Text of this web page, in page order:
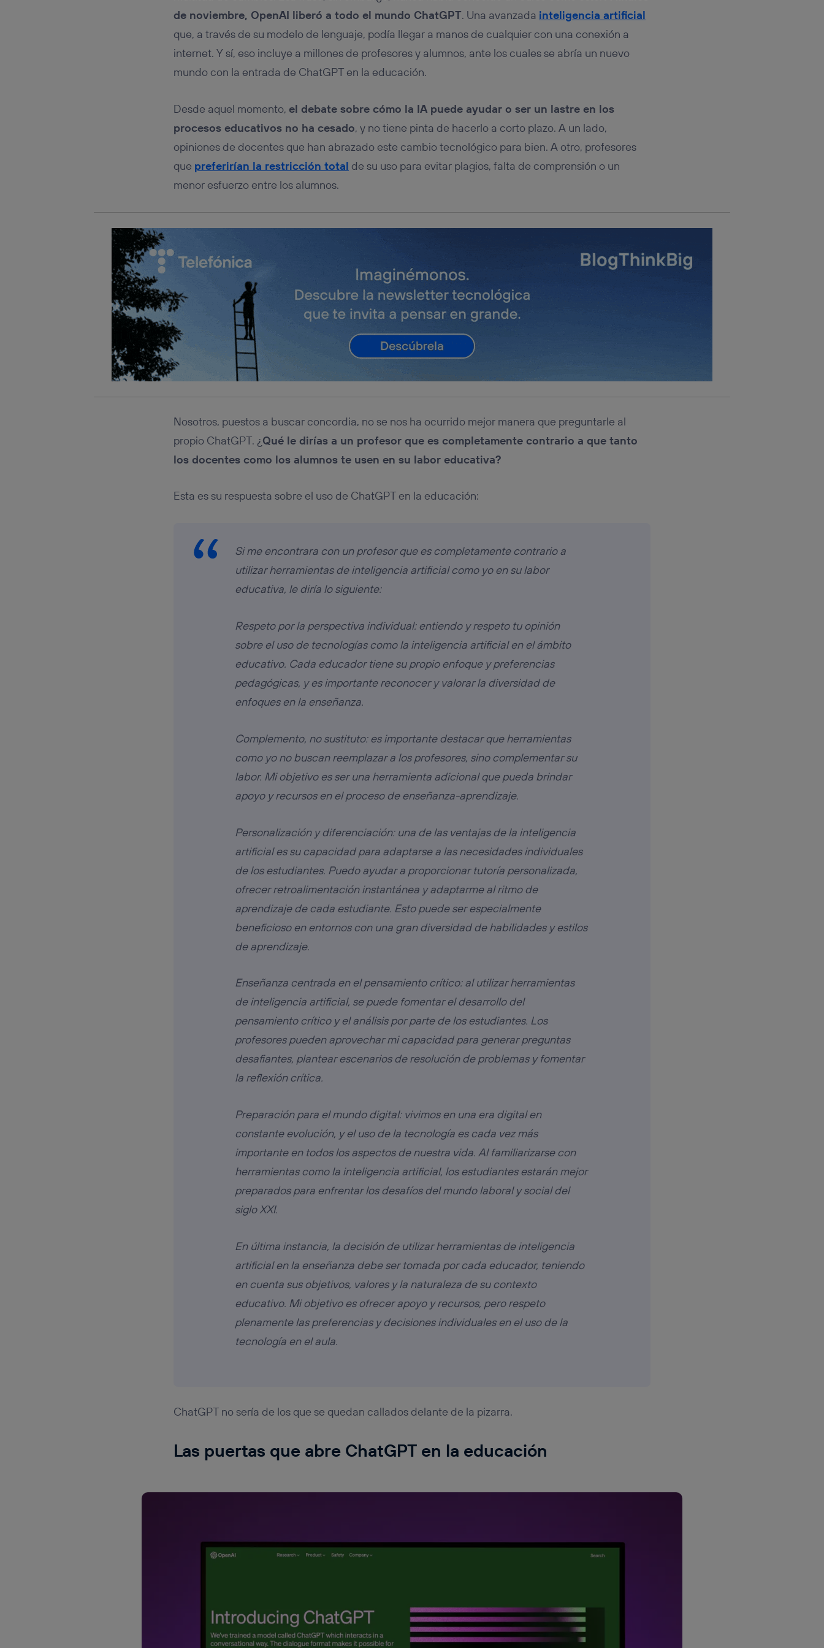
de noviembre, OpenAI liberó a todo el mundo ChatGPT. Una avanzada inteligencia artificial
que, a través de su modelo de lenguaje, podía llegar a manos de cualquier con una conexión a
internet. Y sí, eso incluye a millones de profesores y alumnos, ante los cuales se abría un nuevo
mundo con la entrada de ChatGPT en la educación.
Desde aquel momento, el debate sobre cómo la IA puede ayudar o ser un lastre en los
procesos educativos no ha cesado, y no tiene pinta de hacerlo a corto plazo. A un lado,
opiniones de docentes que han abrazado este cambio tecnológico para bien. A otro, profesores
que preferirían la restricción total de su uso para evitar plagios, falta de comprensión o un
menor esfuerzo entre los alumnos.
Nosotros, puestos a buscar concordia, no se nos ha ocurrido mejor manera que preguntarle al
propio ChatGPT. ¿Qué le dirías a un profesor que es completamente contrario a que tanto
los docentes como los alumnos te usen en su labor educativa?
Esta es su respuesta sobre el uso de ChatGPT en la educación:
Si me encontrara con un profesor que es completamente contrario a
utilizar herramientas de inteligencia artificial como yo en su labor
educativa, le diría lo siguiente:
Respeto por la perspectiva individual: entiendo y respeto tu opinión
sobre el uso de tecnologías como la inteligencia artificial en el ámbito
educativo. Cada educador tiene su propio enfoque y preferencias
pedagógicas, y es importante reconocer y valorar la diversidad de
enfoques en la enseñanza.
Complemento, no sustituto: es importante destacar que herramientas
como yo no buscan reemplazar a los profesores, sino complementar su
labor. Mi objetivo es ser una herramienta adicional que pueda brindar
apoyo y recursos en el proceso de enseñanza-aprendizaje.
Personalización y diferenciación: una de las ventajas de la inteligencia
artificial es su capacidad para adaptarse a las necesidades individuales
de los estudiantes. Puedo ayudar a proporcionar tutoría personalizada,
ofrecer retroalimentación instantánea y adaptarme al ritmo de
aprendizaje de cada estudiante. Esto puede ser especialmente
beneficioso en entornos con una gran diversidad de habilidades y estilos
de aprendizaje.
Enseñanza centrada en el pensamiento crítico: al utilizar herramientas
de inteligencia artificial, se puede fomentar el desarrollo del
pensamiento crítico y el análisis por parte de los estudiantes. Los
profesores pueden aprovechar mi capacidad para generar preguntas
desafiantes, plantear escenarios de resolución de problemas y fomentar
la reflexión crítica.
Preparación para el mundo digital: vivimos en una era digital en
constante evolución, y el uso de la tecnología es cada vez más
importante en todos los aspectos de nuestra vida. Al familiarizarse con
herramientas como la inteligencia artificial, los estudiantes estarán mejor
preparados para enfrentar los desafíos del mundo laboral y social del
siglo XXI.
En última instancia, la decisión de utilizar herramientas de inteligencia
artificial en la enseñanza debe ser tomada por cada educador, teniendo
en cuenta sus objetivos, valores y la naturaleza de su contexto
educativo. Mi objetivo es ofrecer apoyo y recursos, pero respeto
plenamente las preferencias y decisiones individuales en el uso de la
tecnología en el aula.
ChatGPT no sería de los que se quedan callados delante de la pizarra.
Las puertas que abre ChatGPT en la educación
conecte su dispositivo y consienta el uso de la tecnología recibirá el mismo identificador.
Típicamente:
Si utilizas una conexión de banda ancha(p. ej., Wi-Fi), el marketing o análisis se
realizará en función de las actividades de navegación de los miembros del hogar que
hayan dado su consentimiento.
Puedes gestionar los consentimientos Utiq seleccionando “Administrar Utiq” en la parte
inferior de esta página web o visitando el
portal de privacidad de Utiq (“consenthub”)
.
Para más información, consulta la política de privacidad de Utiq.